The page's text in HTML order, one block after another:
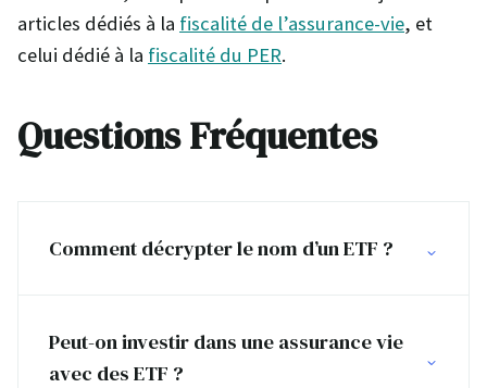
articles dédiés à la fiscalité de l’assurance-vie, et
celui dédié à la fiscalité du PER.
Questions Fréquentes
Comment décrypter le nom d’un ETF ?
Peut-on investir dans une assurance vie
avec des ETF ?